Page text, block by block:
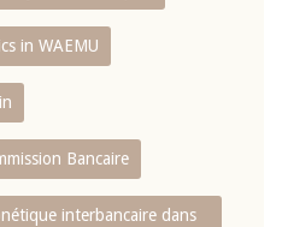
in WAEMU
Bancaire
interbancaire dans